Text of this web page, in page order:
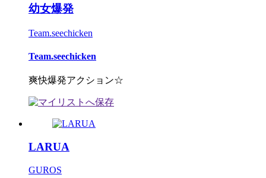
幼女爆発
Team.seechicken
Team.seechicken
爽快爆発アクション☆
LARUA
GUROS